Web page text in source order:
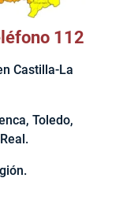
112
Castilla-La
Toledo,